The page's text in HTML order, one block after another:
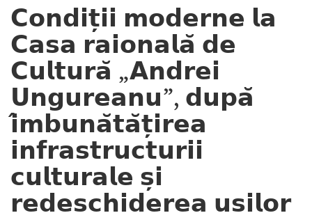
𝗖𝗼𝗻𝗱𝗶𝘁̦𝗶𝗶 𝗺𝗼𝗱𝗲𝗿𝗻𝗲 𝗹𝗮
𝗖𝗮𝘀𝗮 𝗿𝗮𝗶𝗼𝗻𝗮𝗹𝗮̆ 𝗱𝗲
𝗖𝘂𝗹𝘁𝘂𝗿𝗮̆ „𝗔𝗻𝗱𝗿𝗲𝗶
𝗨𝗻𝗴𝘂𝗿𝗲𝗮𝗻𝘂”, 𝗱𝘂𝗽𝗮̆
𝗶̂𝗺𝗯𝘂𝗻𝗮̆𝘁𝗮̆𝘁̦𝗶𝗿𝗲𝗮
𝗶𝗻𝗳𝗿𝗮𝘀𝘁𝗿𝘂𝗰𝘁𝘂𝗿𝗶𝗶
𝗰𝘂𝗹𝘁𝘂𝗿𝗮𝗹𝗲 𝘀̦𝗶
𝗿𝗲𝗱𝗲𝘀𝗰𝗵𝗶𝗱𝗲𝗿𝗲𝗮 𝘂𝘀̦𝗶𝗹𝗼𝗿